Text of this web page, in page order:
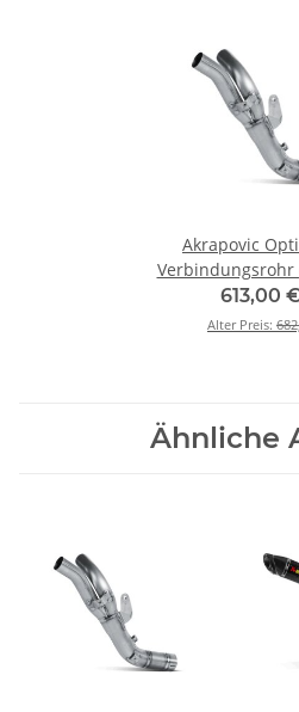
Akrapovic
Verbindungsrohr
Yamaha R1 - BJ.
(L-
613,00
Alter Preis:
Ähnliche